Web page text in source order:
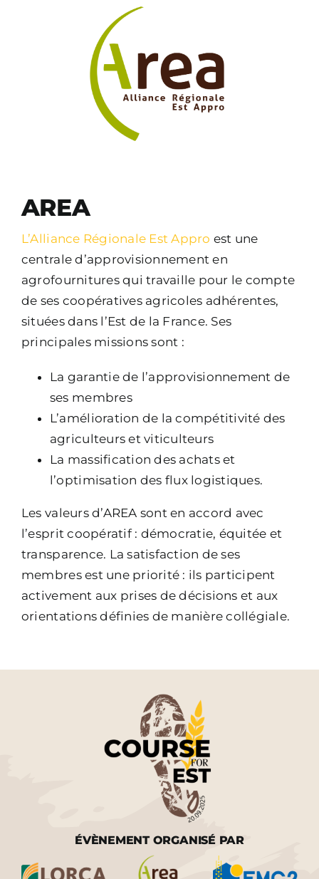
AREA
L’Alliance Régionale Est Appro est une
centrale d’approvisionnement en
agrofournitures qui travaille pour le compte
de ses coopératives agricoles adhérentes,
situées dans l’Est de la France. Ses
principales missions sont :
La garantie de l’approvisionnement de
ses membres
L’amélioration de la compétitivité des
agriculteurs et viticulteurs
La massification des achats et
l’optimisation des flux logistiques.
Les valeurs d’AREA sont en accord avec
l’esprit coopératif : démocratie, équitée et
transparence. La satisfaction de ses
membres est une priorité : ils participent
activement aux prises de décisions et aux
orientations définies de manière collégiale.
ÉVÈNEMENT ORGANISÉ PAR